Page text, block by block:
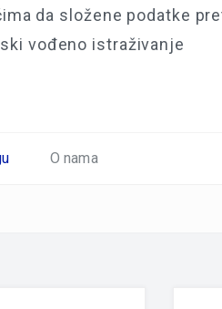
da složene podatke
vođeno istraživanje
O nama